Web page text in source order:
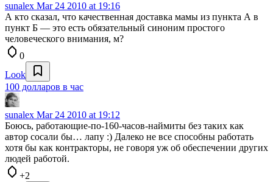
sunalex Mar 24 2010 at 19:16
А кто сказал, что качественная доставка мамы из пункта А в
пункт Б — это есть обязательный синоним простого
человеческого внимания, м?
0
Look
100 долларов в час
sunalex Mar 24 2010 at 19:12
Боюсь, работающие-по-160-часов-наймиты без таких как
автор сосали бы… лапу :) Далеко не все способны работать
хотя бы как контракторы, не говоря уж об обеспечении других
людей работой.
+2